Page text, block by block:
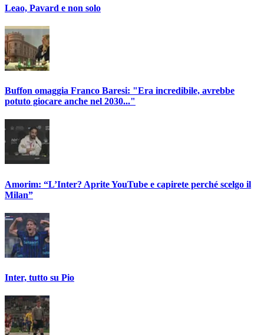
Leao, Pavard e non solo
Buffon omaggia Franco Baresi: "Era incredibile, avrebbe
potuto giocare anche nel 2030..."
Amorim: “L’Inter? Aprite YouTube e capirete perché scelgo il
Milan”
Inter, tutto su Pio